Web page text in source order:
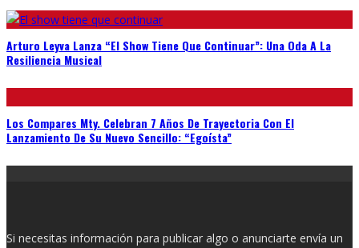
Arturo Leyva Lanza “El Show Tiene Que Continuar”: Una Oda A La
Resiliencia Musical
Los Compares Mty. Celebran 7 Años De Trayectoria Con El
Lanzamiento De Su Nuevo Sencillo: “Egoísta”
Si necesitas información para publicar algo o anunciarte envía un